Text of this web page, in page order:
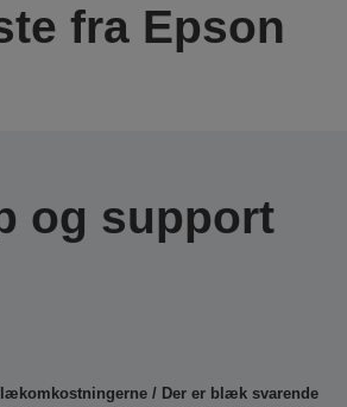
fra Epson
og support
/ Der er blæk svarende